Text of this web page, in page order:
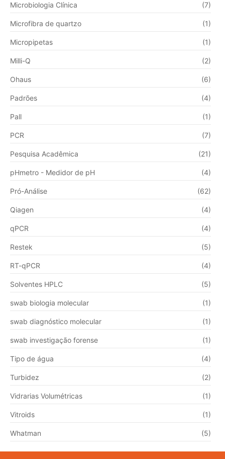
Microbiologia Clínica (7)
Microfibra de quartzo (1)
Micropipetas (1)
Milli-Q (2)
Ohaus (6)
Padrões (4)
Pall (1)
PCR (7)
Pesquisa Acadêmica (21)
pHmetro - Medidor de pH (4)
Pró-Análise (62)
Qiagen (4)
qPCR (4)
Restek (5)
RT-qPCR (4)
Solventes HPLC (5)
swab biologia molecular (1)
swab diagnóstico molecular (1)
swab investigação forense (1)
Tipo de água (4)
Turbidez (2)
Vidrarias Volumétricas (1)
Vitroids (1)
Whatman (5)